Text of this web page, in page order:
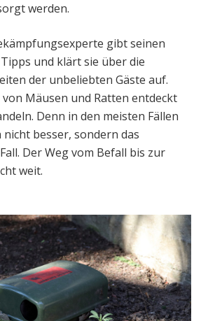
werden.
gibt seinen
und klärt sie über die
der unbeliebten Gäste auf.
Mäusen und Ratten entdeckt
Denn in den meisten Fällen
besser, sondern das
Der Weg vom Befall bis zur
weit.